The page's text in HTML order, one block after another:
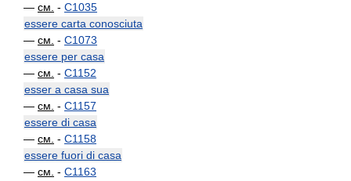
— см. - C1035
essere carta conosciuta
— см. - C1073
essere per casa
— см. - C1152
esser a casa sua
— см. - C1157
essere di casa
— см. - C1158
essere fuori di casa
— см. - C1163